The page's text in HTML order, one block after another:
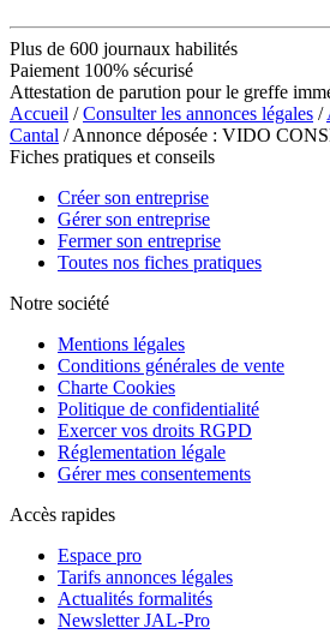
Plus de 600 journaux habilités
Paiement 100% sécurisé
Attestation de parution pour le greffe
Accueil /Consulter les annonces légales /
Cantal / Annonce déposée : VIDO
Fiches pratiques et conseils
Créer son entreprise
Gérer son entreprise
Fermer son entreprise
Toutes nos fiches pratiques
Notre société
Mentions légales
Conditions générales de vente
Charte Cookies
Politique de confidentialité
Exercer vos droits RGPD
Réglementation légale
Gérer mes consentements
Accès rapides
Espace pro
Tarifs annonces légales
Actualités formalités
Newsletter JAL-Pro